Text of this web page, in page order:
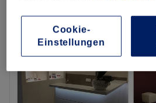
Cookie-
Einstellungen